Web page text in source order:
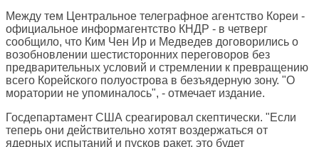
Между тем Центральное телеграфное агентство Кореи -
официальное информагентство КНДР - в четверг
сообщило, что Ким Чен Ир и Медведев договорились о
возобновлении шестисторонних переговоров без
предварительных условий и стремлении к превращению
всего Корейского полуострова в безъядерную зону. "О
моратории не упоминалось", - отмечает издание.
Госдепартамент США среагировал скептически. "Если
теперь они действительно хотят воздержаться от
ядерных испытаний и пусков ракет, это будет